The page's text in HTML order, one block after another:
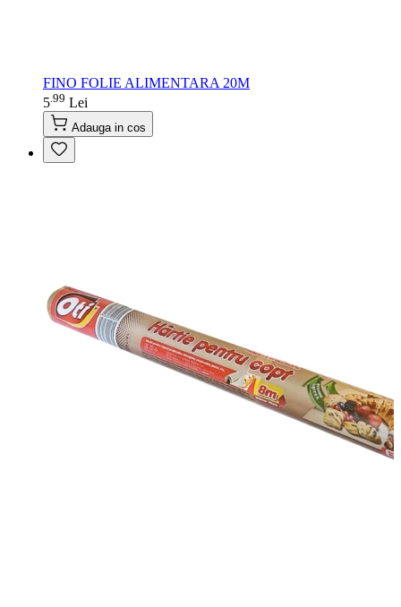
FINO FOLIE ALIMENTARA 20M
5 99 Lei
Adauga in cos